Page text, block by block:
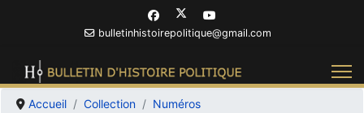
bulletinhistoirepolitique@gmail.com
Accueil Collection
Numéros